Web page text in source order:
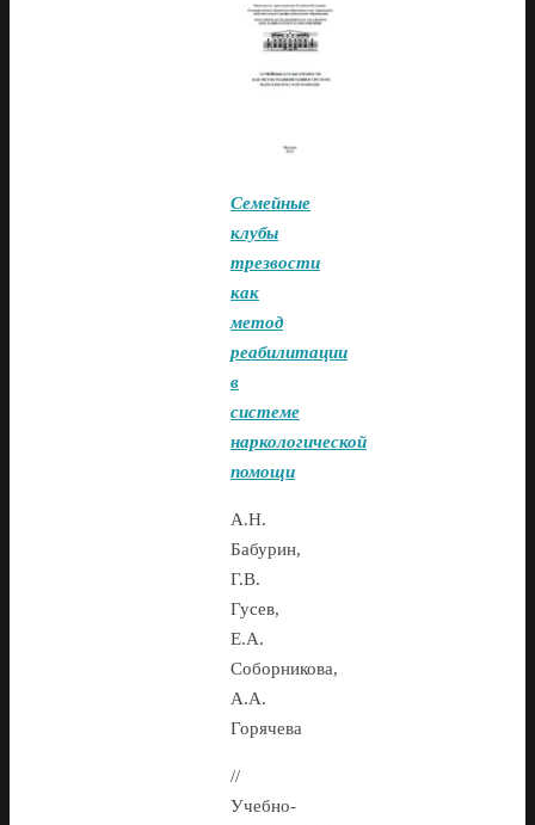
Семейные
клубы
трезвости
как
метод
реабилитации
в
системе
наркологической
помощи
А.Н.
Бабурин,
Г.В.
Гусев,
Е.А.
Соборникова,
А.А.
Горячева
//
Учебно-